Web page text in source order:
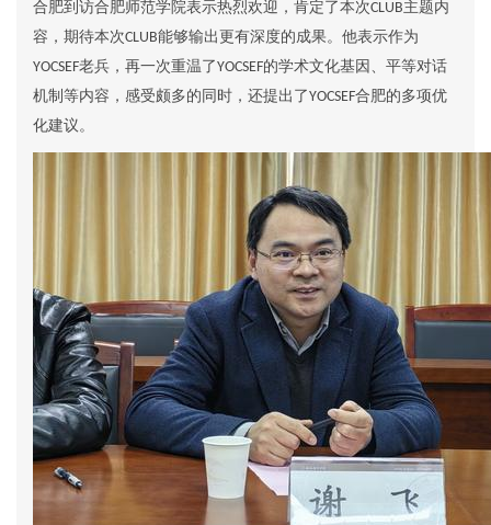
合肥到访合肥师范学院表示热烈欢迎，肯定了本次CLUB主题内
容，期待本次CLUB能够输出更有深度的成果。他表示作为
YOCSEF老兵，再一次重温了YOCSEF的学术文化基因 、 平等对话
机制 等内容，感受颇多的同时，还提出了YOCSEF合肥的多项优
化建议。